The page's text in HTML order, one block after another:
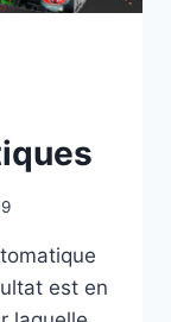
est en